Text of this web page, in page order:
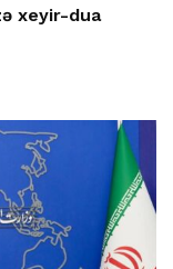
xeyir-dua